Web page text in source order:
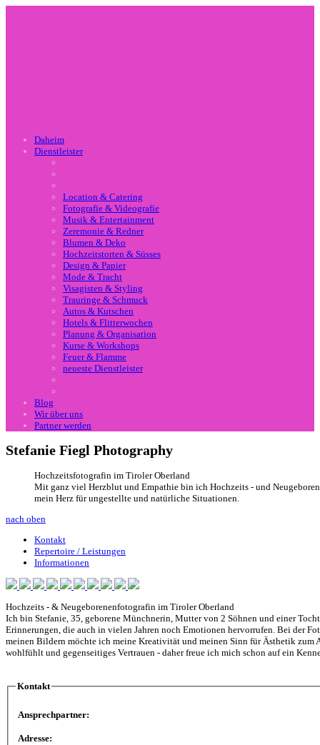
Daheim
Dienstleister
Location & Catering
Fotografie & Videografie
Musik & Entertainment
Zeremonie & Redner
Blumen & Deko
Hochzeitstorten & Süsses
Design & Papier
Mode & Tracht
Visagisten & Styling
Trauringe & Schmuck
Autos & Kutschen
Hotels & Flitterwochen
Planung & Organisation
Kurse & Workshops
Feuer & Flamme
neueste Dienstleister
Blog
Wir über uns
Partner werden
Stefanie Fiegl Photography
Hochzeitsfotografin im Tiroler Oberland
Mit ganz viel Herzblut und Empathie bin ich Hochzeits - und
mein Herz für ungestellte und natürliche Situationen.
nach oben
Kontakt
Repertoire / Leistungen
Informationen
Hochzeits - & Neugeborenenfotografin im Tiroler Oberland
Ich bin Stefanie, 35, geborene Münchnerin, Mutter von 2 Söhnen und einer
Erinnerungen, die auch in vielen Jahren noch Emotionen hervorrufen. Bei der
meinen Bildern möchte ich meine Kreativität und meinen Sinn für Ästhetik zum
wohlfühlt und gegenseitiges Vertrauen - daher freue ich mich schon auf ein
Kontakt
Ansprechpartner:
Adresse: